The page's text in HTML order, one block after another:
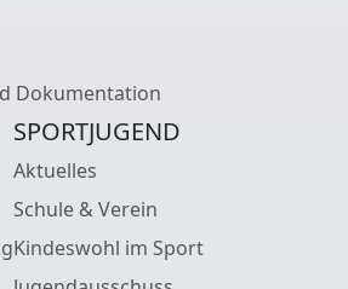
Dokumentation
SPORTJUGEND
Aktuelles
Schule & Verein
Kindeswohl im Sport